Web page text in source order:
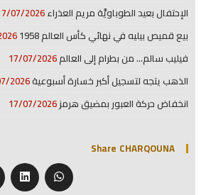
الإحتفال بعيد الطوباويَّة مريم العذراء07/2026
بيع قميص بيليه في نهائي كأس العالم 1958
فيليب سالم… من بطرام إلى العالم17/07/2026
الذهب يتجه لتسجيل أكبر خسارة أسبوعية2026
انخفاض حركة العبور بمضيق هرمز17/07/2026
Share CHARQOUNA